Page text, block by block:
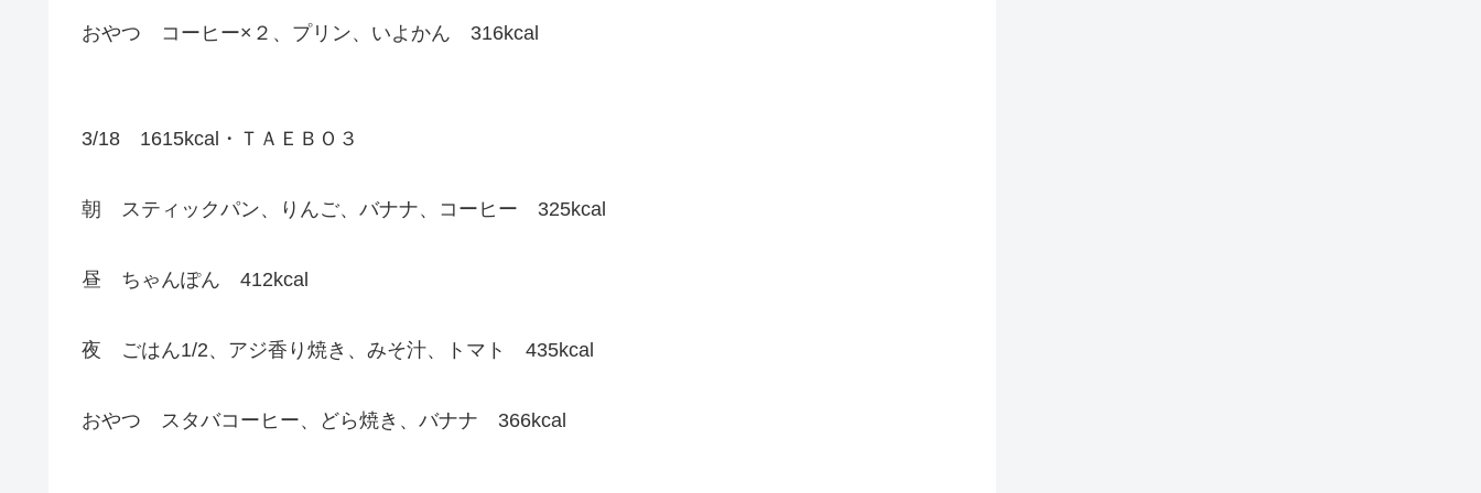
おやつ コーヒー×２、プリン、いよかん 316kcal
3/18 1615kcal・ＴＡＥＢＯ３
朝 スティックパン、りんご、バナナ、コーヒー 325kcal
昼 ちゃんぽん 412kcal
夜 ごはん1/2、アジ香り焼き、みそ汁、トマト 435kcal
おやつ スタバコーヒー、どら焼き、バナナ 366kcal